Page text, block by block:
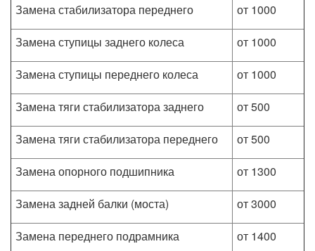
Замена стабилизатора переднего
от 1000
Замена ступицы заднего колеса
от 1000
Замена ступицы переднего колеса
от 1000
Замена тяги стабилизатора заднего
от 500
Замена тяги стабилизатора переднего
от 500
Замена опорного подшипника
от 1300
Замена задней балки (моста)
от 3000
Замена переднего подрамника
от 1400